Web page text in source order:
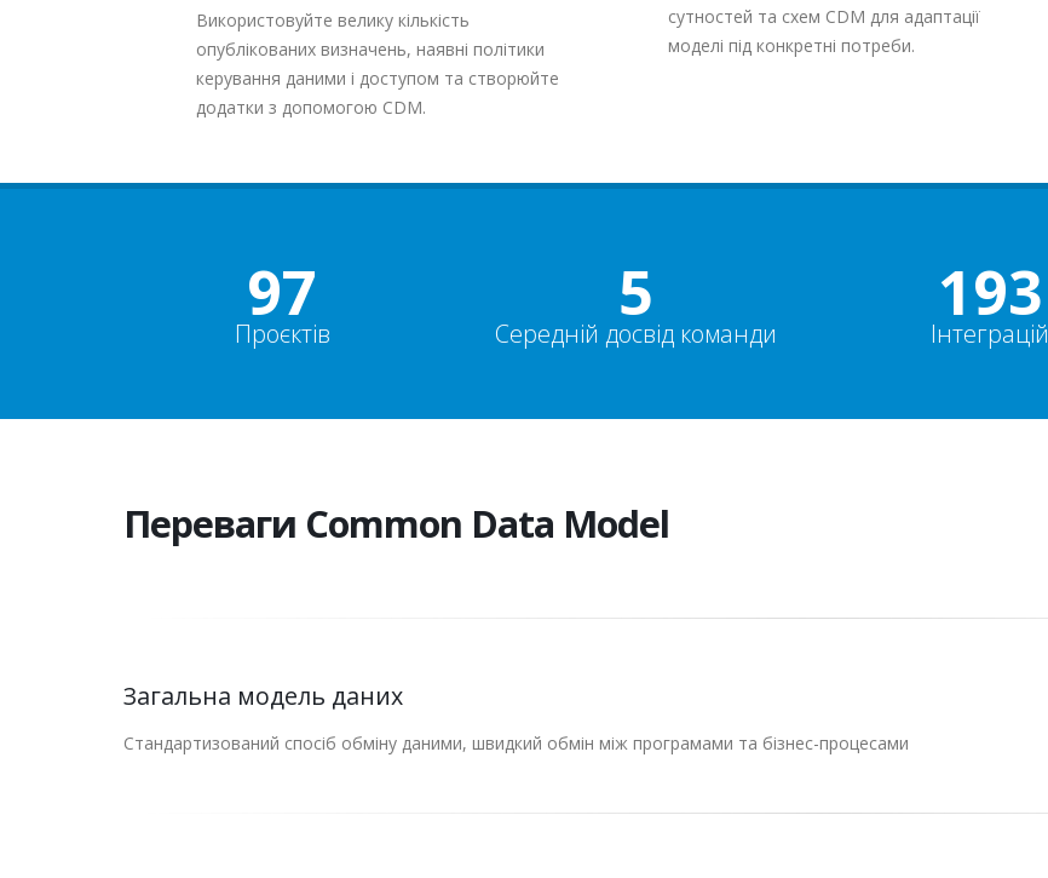
Використовуйте велику кількість
опублікованих визначень, наявні політики
керування даними і доступом та створюйте
додатки з допомогою CDM.
сутностей та схем CDM для адаптації
моделі під конкретні потреби.
100+
Проєктів
5+
Середній досвід команди
200+
Інтеграцій
Переваги Common Data Model
Загальна модель даних
Стандартизований спосіб обміну даними, швидкий обмін між програмами та бізнес-процесами